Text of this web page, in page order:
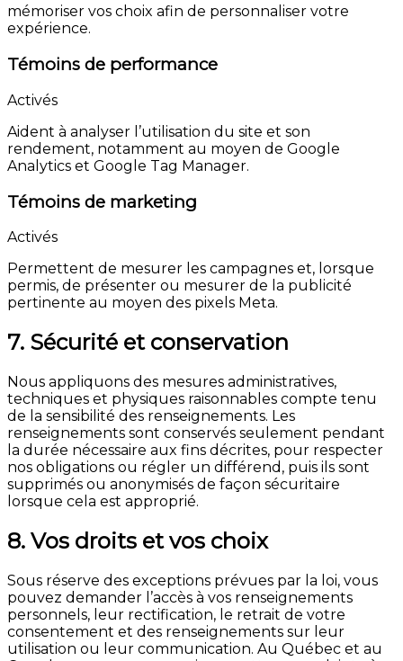
mémoriser vos choix afin de personnaliser votre
expérience.
Témoins de performance
Activés
Aident à analyser l’utilisation du site et son
rendement, notamment au moyen de Google
Analytics et Google Tag Manager.
Témoins de marketing
Activés
Permettent de mesurer les campagnes et, lorsque
permis, de présenter ou mesurer de la publicité
pertinente au moyen des pixels Meta.
7. Sécurité et conservation
Nous appliquons des mesures administratives,
techniques et physiques raisonnables compte tenu
de la sensibilité des renseignements. Les
renseignements sont conservés seulement pendant
la durée nécessaire aux fins décrites, pour respecter
nos obligations ou régler un différend, puis ils sont
supprimés ou anonymisés de façon sécuritaire
lorsque cela est approprié.
8. Vos droits et vos choix
Sous réserve des exceptions prévues par la loi, vous
pouvez demander l’accès à vos renseignements
personnels, leur rectification, le retrait de votre
consentement et des renseignements sur leur
utilisation ou leur communication. Au Québec et au